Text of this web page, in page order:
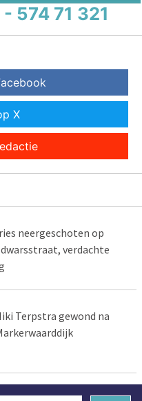
574 71 321
X
neergeschoten op
verdachte
Terpstra gewond na